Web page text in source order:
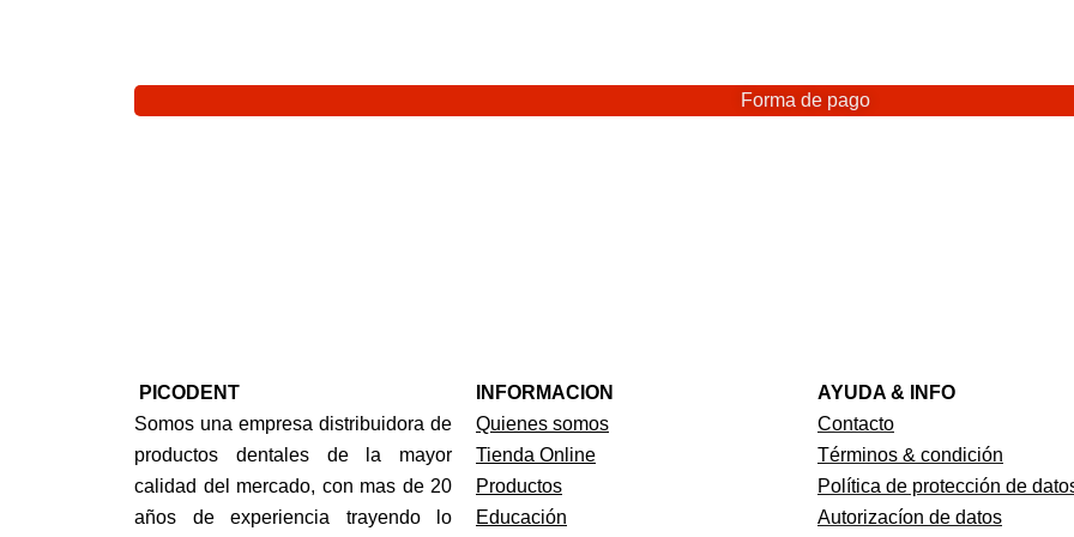
Forma de pago
PICODENT
Somos una empresa distribuidora de
productos dentales de la mayor
calidad del mercado, con mas de 20
años de experiencia trayendo lo
INFORMACION
Quienes somos
Tienda Online
Productos
Educación
AYUDA & INFO
Contacto
Términos & condición
Política de protección de
Autorizacíon de datos